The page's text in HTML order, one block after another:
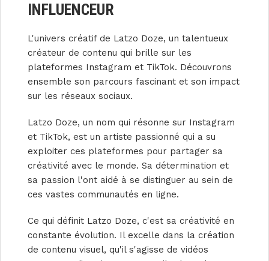
INFLUENCEUR
L'univers créatif de Latzo Doze, un talentueux
créateur de contenu qui brille sur les
plateformes Instagram et TikTok. Découvrons
ensemble son parcours fascinant et son impact
sur les réseaux sociaux.
Latzo Doze, un nom qui résonne sur Instagram
et TikTok, est un artiste passionné qui a su
exploiter ces plateformes pour partager sa
créativité avec le monde. Sa détermination et
sa passion l'ont aidé à se distinguer au sein de
ces vastes communautés en ligne.
Ce qui définit Latzo Doze, c'est sa créativité en
constante évolution. Il excelle dans la création
de contenu visuel, qu'il s'agisse de vidéos